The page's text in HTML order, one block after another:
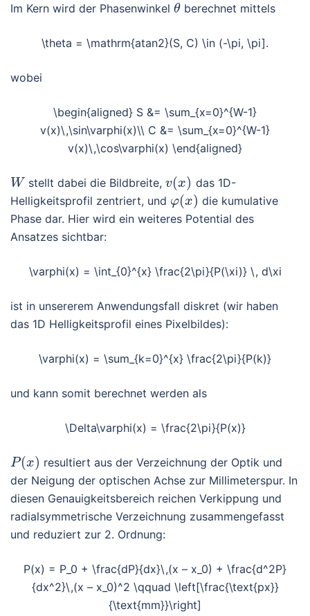
Im Kern wird der Phasenwinkel θberechnet mittels
\theta = \mathrm{atan2}(S, C) \in (-\pi, \pi].
wobei
\begin{aligned} S &= \sum_{x=0}^{W-1}
v(x)\,\sin\varphi(x)\\ C &= \sum_{x=0}^{W-1}
v(x)\,\cos\varphi(x) \end{aligned}
W stellt dabei die Bildbreite,v(x) das 1D-
Helligkeitsprofil zentriert, und φ(x) die kumulative
Phase dar. Hier wird ein weiteres Potential des
Ansatzes sichtbar:
\varphi(x) = \int_{0}^{x} \frac{2\pi}{P(\xi)} \, d\xi
ist in unsererem Anwendungsfall diskret (wir haben
das 1D Helligkeitsprofil eines Pixelbildes):
\varphi(x) = \sum_{k=0}^{x} \frac{2\pi}{P(k)}
und kann somit berechnet werden als
\Delta\varphi(x) = \frac{2\pi}{P(x)}
P (x) resultiert aus der Verzeichnung der Optik und
der Neigung der optischen Achse zur Millimeterspur. In
diesen Genauigkeitsbereich reichen Verkippung und
radialsymmetrische Verzeichnung zusammengefasst
und reduziert zur 2. Ordnung:
P(x) = P_0 + \frac{dP}{dx}\,(x – x_0) + \frac{d^2P}
{dx^2}\,(x – x_0)^2 \qquad \left[\frac{\text{px}}
{\text{mm}}\right]